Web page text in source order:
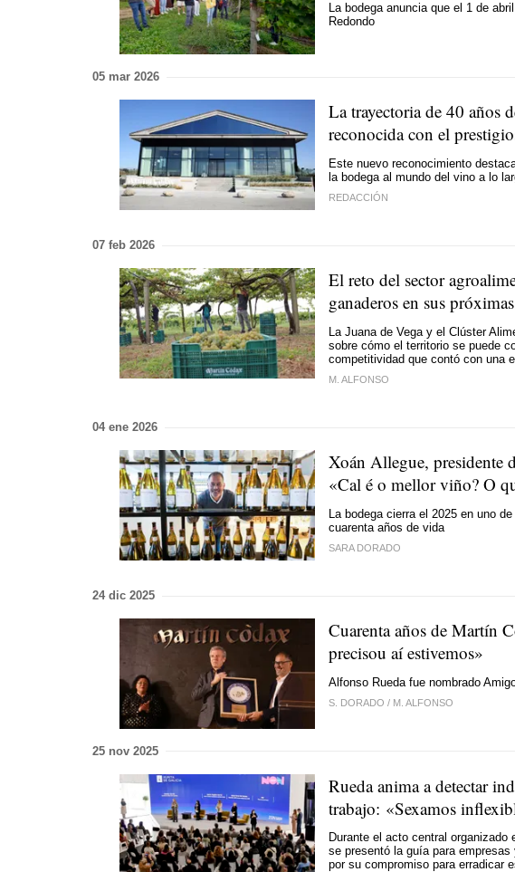
La bodega anuncia que el 1 de
Redondo
05 mar 2026
La trayectoria de 40 años
reconocida con el
Este nuevo reconocimiento
la bodega al mundo del vino a lo
REDACCIÓN
07 feb 2026
El reto del sector
ganaderos en sus
La Juana de Vega y el Clúster
sobre cómo el territorio se puede
competitividad que contó con una
M. ALFONSO
04 ene 2026
Xoán Allegue, presidente
«Cal é o mellor viño? O
La bodega cierra el 2025 en uno
cuarenta años de vida
SARA DORADO
24 dic 2025
Cuarenta años de Martín
precisou aí estivemos»
Alfonso Rueda fue nombrado
S. DORADO / M. ALFONSO
25 nov 2025
Rueda anima a detectar
trabajo: «Sexamos
Durante el acto central organizado
se presentó la guía para
por su compromiso para erradicar